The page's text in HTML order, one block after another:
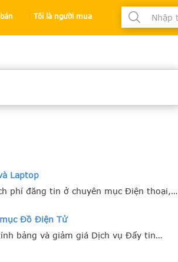
Tôi là người mua
Laptop
phí đăng tin ở chuyên mục Điện thoại,…
Đồ Điện Tử
bảng và giảm giá Dịch vụ Đẩy tin…